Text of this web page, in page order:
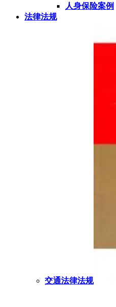
人身保险案例
法律法规
交通法律法规